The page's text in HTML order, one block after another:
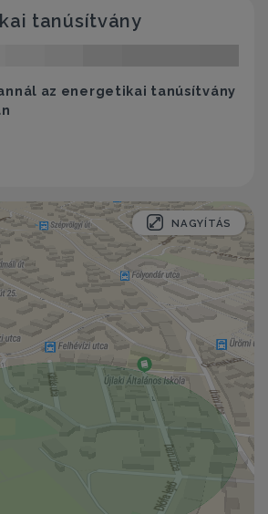
tanúsítvány
az energetikai tanúsítvány
NAGYÍTÁS